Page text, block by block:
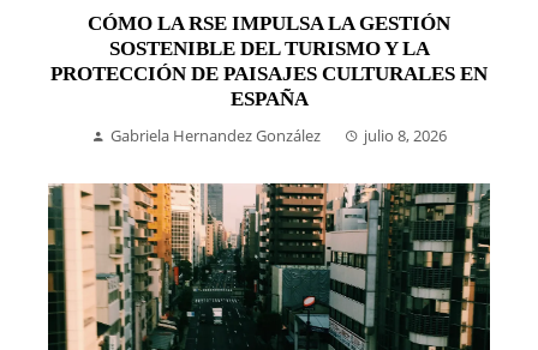
CÓMO LA RSE IMPULSA LA GESTIÓN
SOSTENIBLE DEL TURISMO Y LA
PROTECCIÓN DE PAISAJES CULTURALES EN
ESPAÑA
Gabriela Hernandez González julio 8, 2026